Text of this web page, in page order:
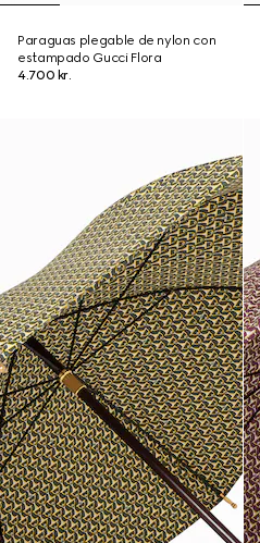
Paraguas plegable de nylon con
estampado Gucci Flora
4.700 kr.